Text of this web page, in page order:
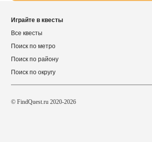
Играйте в квесты
Все квесты
Поиск по метро
Поиск по району
Поиск по округу
© FindQuest.ru 2020-2026